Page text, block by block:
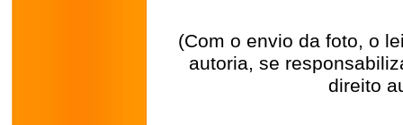
(Com o envio da foto, o
autoria, se
direito